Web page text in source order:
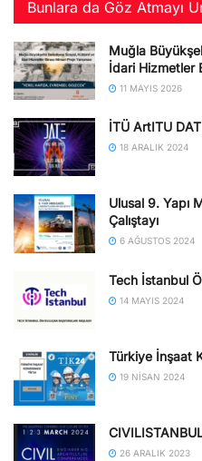
Bunlara da Göz Atmayı
Muğla
İdari Hizmetler
11 MAYIS 2026
İTÜ ArtITU
18 ARALIK 2024
Ulusal 9. Yapı
Çalıştayı
6 AĞUSTOS 2024
Tech İstanbul
14 MAYIS 2024
Türkiye İnşaat
19 NISAN 2024
26 ARALIK 2023